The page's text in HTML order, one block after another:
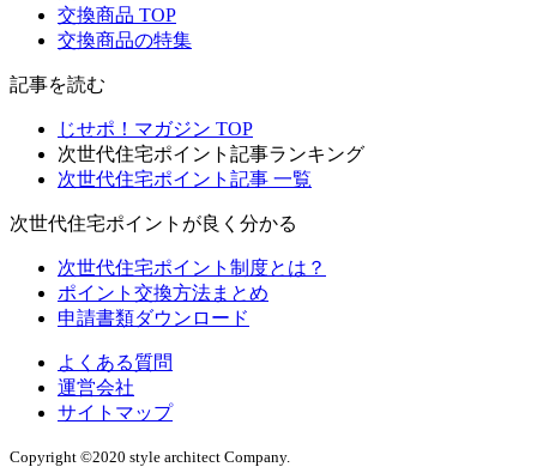
交換商品 TOP
交換商品の特集
記事を読む
じせポ！マガジン TOP
次世代住宅ポイント記事ランキング
次世代住宅ポイント記事 一覧
次世代住宅ポイントが良く分かる
次世代住宅ポイント制度とは？
ポイント交換方法まとめ
申請書類ダウンロード
よくある質問
運営会社
サイトマップ
Copyright ©2020 style architect Company.